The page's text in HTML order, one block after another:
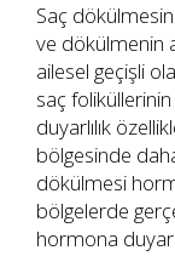
Saç
ve dökülmenin
ailesel geçişli
saç foliküllerinin
duyarlılık
bölgesinde
dökülmesi
bölgelerde
hormona